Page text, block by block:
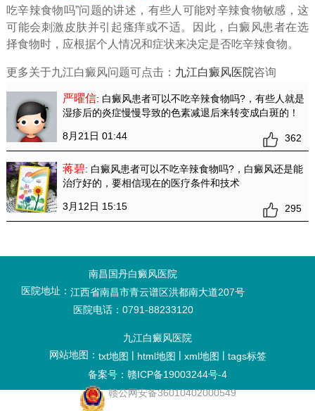
吃辛辣食物吗”问题的讲述，有些人可能对辛辣食物敏感，这
可能会刺激皮肤并引起瘙痒或不适。因此，白癜风患者在选
择食物时，应根据个人情况和症状来决定是否吃辛辣食物。
更多关于九江白癜风问题可点击： 九江白癜风医院咨询
严曜信: 白癜风患者可以不吃辛辣食物吗? ，有些人就是
湿疹后的炎症慢慢导致的色素减退后来转变成白斑的！
8月21日 01:44 362
蒋碧: 白癜风患者可以不吃辛辣食物吗? ，白癜风还是能
治疗好的，要相信现在的医疗条件和技术
3月12日 15:15 295
南昌国丹白癜风医院
医院地址： 江西省南昌市青云谱区洪都南大道207号
医院电话：0791-88233120
九江白癜风医院
网站地图： txt地图 | html地图 | xml地图 | tags标签
备案号：赣ICP备19003244号-4
赣公网安备36010402000549